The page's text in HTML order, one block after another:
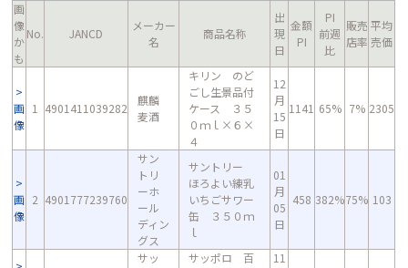
画
像
か
も
No. JANCD
メーカー
名
商品名称
出
現
日
金額
PI
PI
前週
比
販売
店率
平均
売価
画
像
1 4901411039282
麒麟
麦酒
キリン のど
ごし生景品付
ケース ３５
０ｍｌ×６×
４
12
月
15
日
1141 65% 7% 2305
画
像
2 4901777239760
サン
トリ
ーホ
ール
ディン
グス
サントリー
ほろよい練乳
いちごサワー
缶 ３５０ｍ
ｌ
01
月
05
日
458 382%75% 103
サッ
サッポロ 百
11